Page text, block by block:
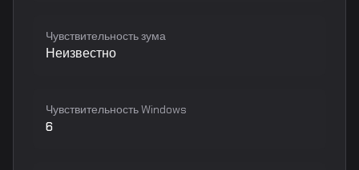
Чувствительность зума
Неизвестно
Чувствительность Windows
6